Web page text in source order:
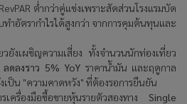
RevPAR ต่ำกว่าคู่แข่งเพราะสัดส่วนโรงแรมบัด
ำอัตรากำไรได้สูงกว่า จากการคุมต้นทุนและ
ยังเผชิญความเสี่ยง ทั้งจำนวนนักท่องเที่ยว
ลดลงราว 5% YoY ราคาน้ำมัน และฤดูกาล
เป็น "ความคาดหวัง" ที่ต้องรอการยืนยัน
เครื่องมือซื้อขายหุ้นรายตัวสองทาง Single